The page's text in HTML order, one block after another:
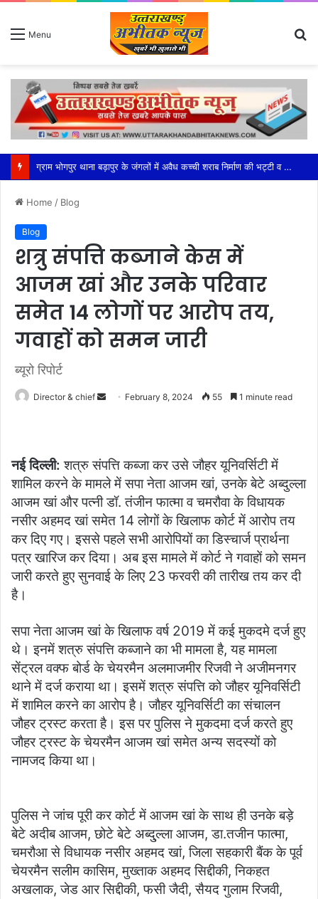
Menu
महेश्वरी मंडल की सक्रियता से सफल हुआ भाजपा का बूथ अध्यक्ष सम्मेलन
Home / Blog
Blog
शत्रु संपत्ति कब्जाने केस में
आजम खां और उनके परिवार
समेत 14 लोगों पर आरोप तय,
गवाहों को समन जारी
ब्यूरो रिपोर्ट
Director & chief
Send February 8, 2024 55 1 minute read
नई दिल्ली: शत्रु संपत्ति कब्जा कर उसे जौहर यूनिवर्सिटी में
शामिल करने के मामले में सपा नेता आजम खां, उनके बेटे अब्दुल्ला
आजम खां और पत्नी डॉ. तंजीन फात्मा व चमरौवा के विधायक
नसीर अहमद खां समेत 14 लोगों के खिलाफ कोर्ट में आरोप तय
कर दिए गए। इससे पहले सभी आरोपियों का डिस्चार्ज प्रार्थना
पत्र खारिज कर दिया। अब इस मामले में कोर्ट ने गवाहों को समन
जारी करते हुए सुनवाई के लिए 23 फरवरी की तारीख तय कर दी
है।
सपा नेता आजम खां के खिलाफ वर्ष 2019 में कई मुकदमे दर्ज हुए
थे। इनमें शत्रु संपत्ति कब्जाने का भी मामला है, यह मामला
सेंट्रल वक्फ बोर्ड के चेयरमैन अलमाजमीर रिजवी ने अजीमनगर
थाने में दर्ज कराया था। इसमें शत्रु संपत्ति को जौहर यूनिवर्सिटी
में शामिल करने का आरोप है। जौहर यूनिवर्सिटी का संचालन
जौहर ट्रस्ट करता है। इस पर पुलिस ने मुकदमा दर्ज करते हुए
जौहर ट्रस्ट के चेयरमैन आजम खां समेत अन्य सदस्यों को
नामजद किया था।
पुलिस ने जांच पूरी कर कोर्ट में आजम खां के साथ ही उनके बड़े
बेटे अदीब आजम, छोटे बेटे अब्दु्ल्ला आजम, डा.तजीन फात्मा,
चमरौआ से विधायक नसीर अहमद खां, जिला सहकारी बैंक के पूर्व
चेयरमैन सलीम कासिम, मुख्ताक अहमद सिद्दीकी, निकहत
अखलाक, जेड आर सिद्दीकी, फसी जैदी, सैयद गुलाम रिजवी,